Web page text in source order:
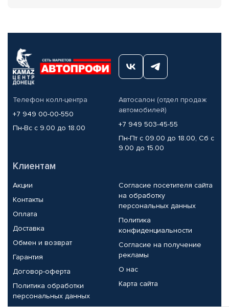
Телефон колл-центра
+7 949 00-00-550
Пн-Вс с 9.00 до 18.00
Автосалон (отдел продаж
автомобилей)
+7 949 503-45-55
Пн-Пт с 09.00 до 18.00, Сб с
9.00 до 15.00
Клиентам
Акции
Контакты
Оплата
Доставка
Обмен и возврат
Гарантия
Договор-оферта
Политика обработки
персональных данных
Согласие посетителя сайта
на обработку
персональных данных
Политика
конфиденциальности
Согласие на получение
рекламы
О нас
Карта сайта